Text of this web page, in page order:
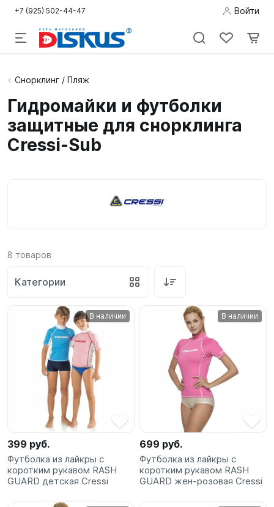
+7 (925) 502-44-47 Войти
Подводная
Дайвинг
Снорклинг /
Бассейн
SUP-
Подарочные
Карты
Акции
Снорклинг / Пляж
Гидромайки и футболки
защитные для снорклинга
Cressi-Sub
8 товаров
Категории
В наличии
399 руб.
Футболка из лайкры с
коротким рукавом RASH
GUARD детская Cressi
В наличии
699 руб.
Футболка из лайкры с
коротким рукавом RASH
GUARD жен-розовая Cressi